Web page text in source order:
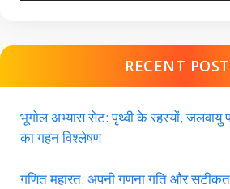
RECENT
भूगोल अभ्यास सेट: पृथ्वी के रहस्यों, जलवायु
का गहन विश्लेषण
गणित महारत: अपनी गणना गति और